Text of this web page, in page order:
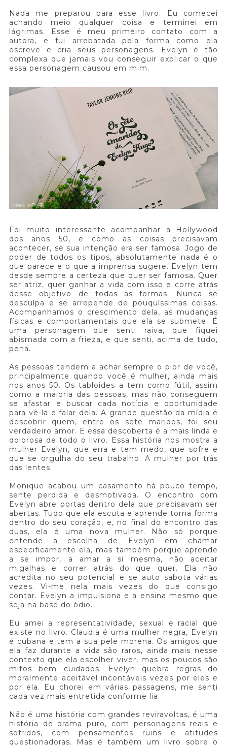
Nada me preparou para esse livro. Eu comecei
achando meio qualquer coisa e terminei em
lágrimas. Esse é meu primeiro contato com a
autora, e fui arrebatada pela forma como ela
escreve e cria seus personagens. Evelyn é tão
complexa que jamais vou conseguir explicar o que
essa personagem causou em mim.
Foi muito interessante acompanhar a Hollywood
dos anos 50, e como as coisas precisavam
acontecer, se sua intenção era ser famosa. Jogo de
poder de todos os tipos, absolutamente nada é o
que parece e o que a imprensa sugere. Evelyn tem
desde sempre a certeza que quer ser famosa. Quer
ser atriz, quer ganhar a vida com isso e corre atrás
desse objetivo de todas as formas. Nunca se
desculpa e se arrepende de pouquíssimas coisas.
Acompanhamos o crescimento dela, as mudanças
físicas e comportamentais que ela se submete. É
uma personagem que senti raiva, que fiquei
abismada com a frieza, e que senti, acima de tudo,
pena.
As pessoas tendem a achar sempre o pior de você,
principalmente quando você é mulher, ainda mais
nos anos 50. Os tabloides a tem como fútil, assim
como a maioria das pessoas, mas não conseguem
se afastar e buscar cada notícia e oportunidade
para vê-la e falar dela. A grande questão da mídia é
descobrir quem, entre os sete maridos, foi seu
verdadeiro amor. E essa descoberta é a mais linda e
dolorosa de todo o livro. Essa história nos mostra a
mulher Evelyn, que erra e tem medo, que sofre e
que se orgulha do seu trabalho. A mulher por trás
das lentes.
Monique acabou um casamento há pouco tempo,
sente perdida e desmotivada. O encontro com
Evelyn abre portas dentro dela que precisavam ser
abertas. Tudo que ela escuta e aprende toma forma
dentro do seu coração, e, no final do encontro das
duas, ela é uma nova mulher. Não só porque
entende a escolha de Evelyn em chamar
especificamente ela, mas também porque aprende
a se impor, a amar a si mesma, não aceitar
migalhas e correr atrás do que quer. Ela não
acredita no seu potencial e se auto sabota várias
vezes. Vi-me nela mais vezes do que consigo
contar. Evelyn a impulsiona e a ensina mesmo que
seja na base do ódio.
Eu amei a representatividade, sexual e racial que
existe no livro. Claudia é uma mulher negra, Evelyn
é cubana e tem a sua pele morena. Os amigos que
ela faz durante a vida são raros, ainda mais nesse
contexto que ela escolher viver, mas os poucos são
mitos bem cuidados. Evelyn quebra regras do
moralmente aceitável incontáveis vezes por eles e
por ela. Eu chorei em várias passagens, me senti
cada vez mais entretida conforme lia.
Não é uma história com grandes reviravoltas, é uma
história de drama puro, com personagens reais e
sofridos, com pensamentos ruins e atitudes
questionadoras. Mas é também um livro sobre o